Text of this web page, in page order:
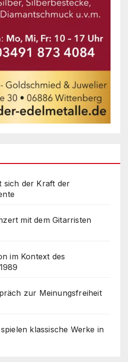
sich der Kraft der
mit dem Gitarristen
im Kontext des
zur Meinungsfreiheit
klassische Werke in